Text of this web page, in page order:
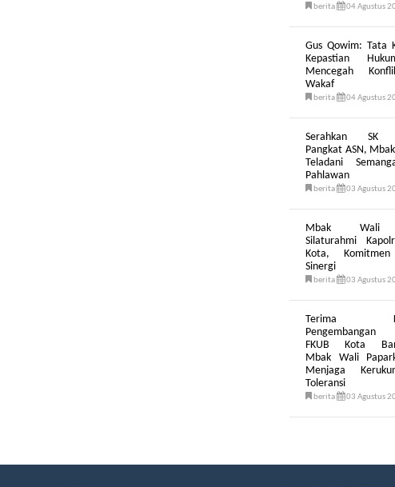
berita 04 Agustus
Gus Qowim: Tata
Kepastian
Mencegah
Wakaf
berita 04 Agustus
Serahkan SK
Pangkat ASN,
Teladani
Pahlawan
berita 03 Agustus
Mbak Wali
Silaturahmi
Kota,
Sinergi
berita 03 Agustus
Terima
Pengembangan
FKUB Kota
Mbak Wali
Menjaga
Toleransi
berita 03 Agustus